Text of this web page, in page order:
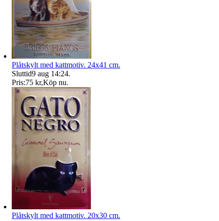
Plåtskylt med kattmotiv. 24x41 cm.
Sluttid9 aug 14:24.
Pris:75 kr,Köp nu.
Plåtskylt med kattmotiv. 20x30 cm.